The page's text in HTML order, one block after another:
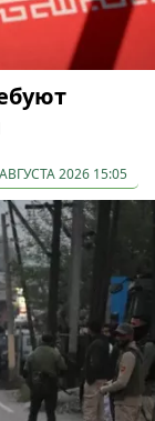
2026 15:05